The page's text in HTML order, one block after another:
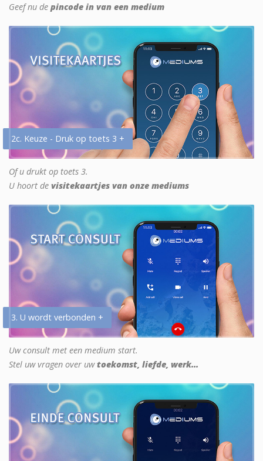
Geef nu de pincode in van een medium
2c. Keuze - Druk op toets 3 +
Of u drukt op toets 3.
U hoort de visitekaartjes van onze mediums
3. U wordt verbonden +
Uw consult met een medium start.
Stel uw vragen over uwtoekomst, liefde, werk...